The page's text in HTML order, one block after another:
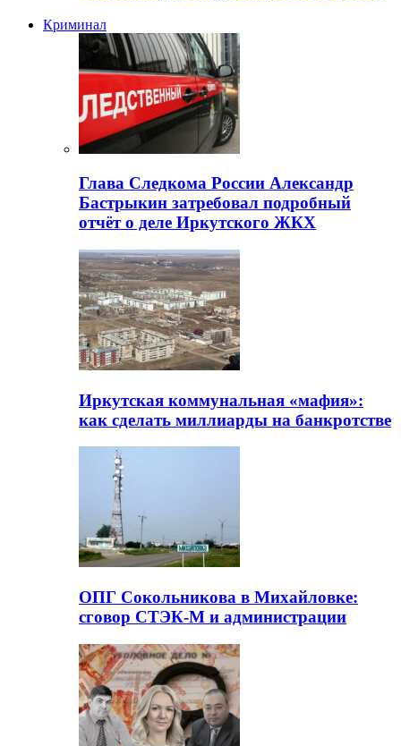
Криминал
Глава Следкома России Александр
Бастрыкин затребовал подробный
отчёт о деле Иркутского ЖКХ
Иркутская коммунальная «мафия»:
как сделать миллиарды на банкротстве
ОПГ Сокольникова в Михайловке:
сговор СТЭК-М и администрации